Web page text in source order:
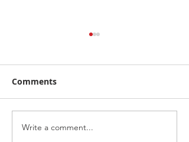
ฮุนไดขนทัพครบไลน์อัพลง
Comments
Write a comment...